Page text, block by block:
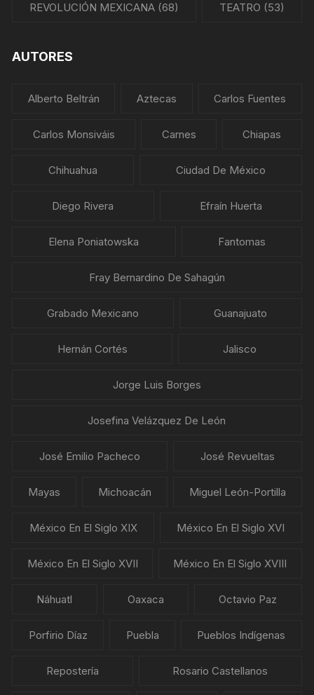
REVOLUCIÓN MEXICANA (68) TEATRO (53)
AUTORES
Alberto Beltrán Aztecas Carlos Fuentes
Carlos Monsiváis Carnes Chiapas
Chihuahua Ciudad De México
Diego Rivera Efraín Huerta
Elena Poniatowska Fantomas
Fray Bernardino De Sahagún
Grabado Mexicano Guanajuato
Hernán Cortés Jalisco
Jorge Luis Borges
Josefina Velázquez De León
José Emilio Pacheco José Revueltas
Mayas Michoacán Miguel León-Portilla
México En El Siglo XIX México En El Siglo XVI
México En El Siglo XVII México En El Siglo XVIII
Náhuatl Oaxaca Octavio Paz
Porfirio Díaz Puebla Pueblos Indígenas
Repostería Rosario Castellanos